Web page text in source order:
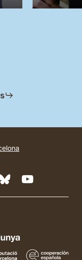
BlueSky
de
Amèrica
YouTube
de
Amèrica